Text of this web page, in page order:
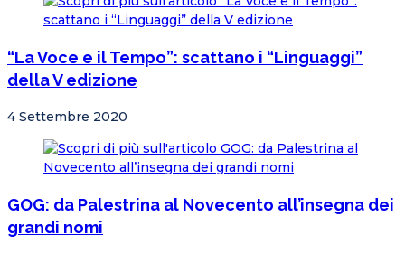
“La Voce e il Tempo”: scattano i “Linguaggi”
della V edizione
4 Settembre 2020
GOG: da Palestrina al Novecento all’insegna dei
grandi nomi